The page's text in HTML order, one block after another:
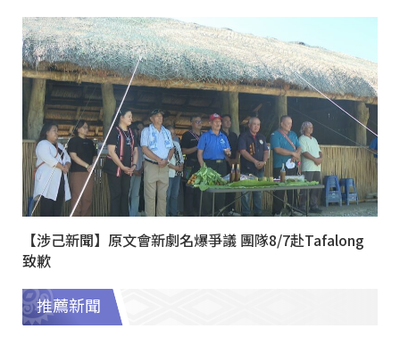
【涉己新聞】原文會新劇名爆爭議 團隊8/7赴Tafalong
致歉
推薦新聞